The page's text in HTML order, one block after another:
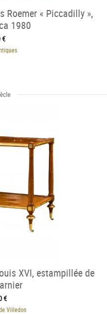
Roemer « Piccadilly »,
1980
€
XVI, estampillée de
€
Villedon